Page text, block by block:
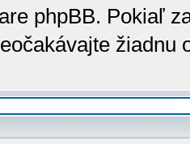
phpBB. Pokiaľ
žiadnu